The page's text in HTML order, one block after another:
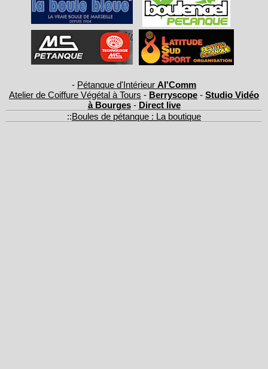
- Pétanque d'Intérieur Al'Comm
Atelier de Coiffure Végétal à Tours - Berryscope - Studio Vidéo
à Bourges- Direct live
::Boules de pétanque : La boutique